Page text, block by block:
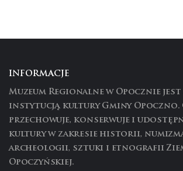
INFORMACJE
Muzeum Regionalne w Opocznie
instytucją kultury Gminy Opoczno.
przechowuje, konserwuje i
kultury w zakresie historii,
archeologii, sztuki i etnografii
Opoczyńskiej.